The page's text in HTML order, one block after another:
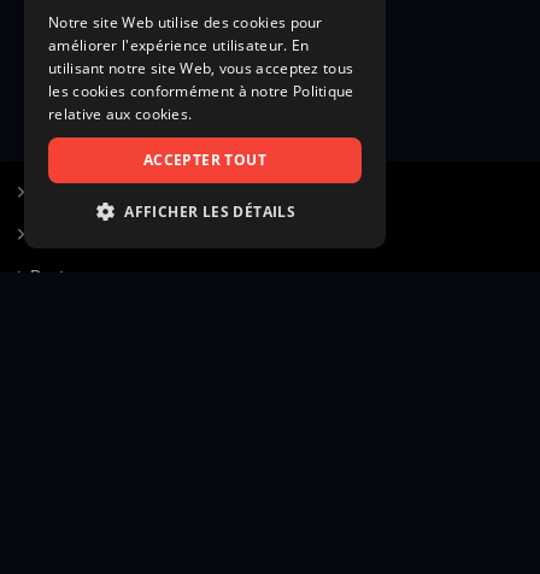
Poster une annonce
Notre site Web utilise des cookies pour
améliorer l'expérience utilisateur. En
utilisant notre site Web, vous acceptez tous
les cookies conformément à notre Politique
relative aux cookies.
ACCEPTER TOUT
AFFICHER LES DÉTAILS